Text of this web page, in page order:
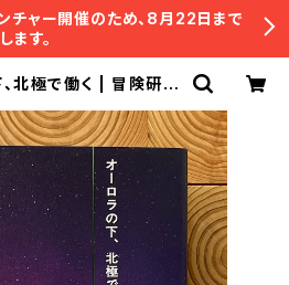
チャー開催のため、8月22日まで
ます。
北極で働く | 冒険研究